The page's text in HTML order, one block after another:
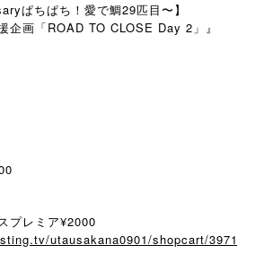
ぱちぱち！愛で鯛29匹目〜】
企画「ROAD TO CLOSE Day 2」』
プレミア¥2000
utausakana0901/shopcart/3971